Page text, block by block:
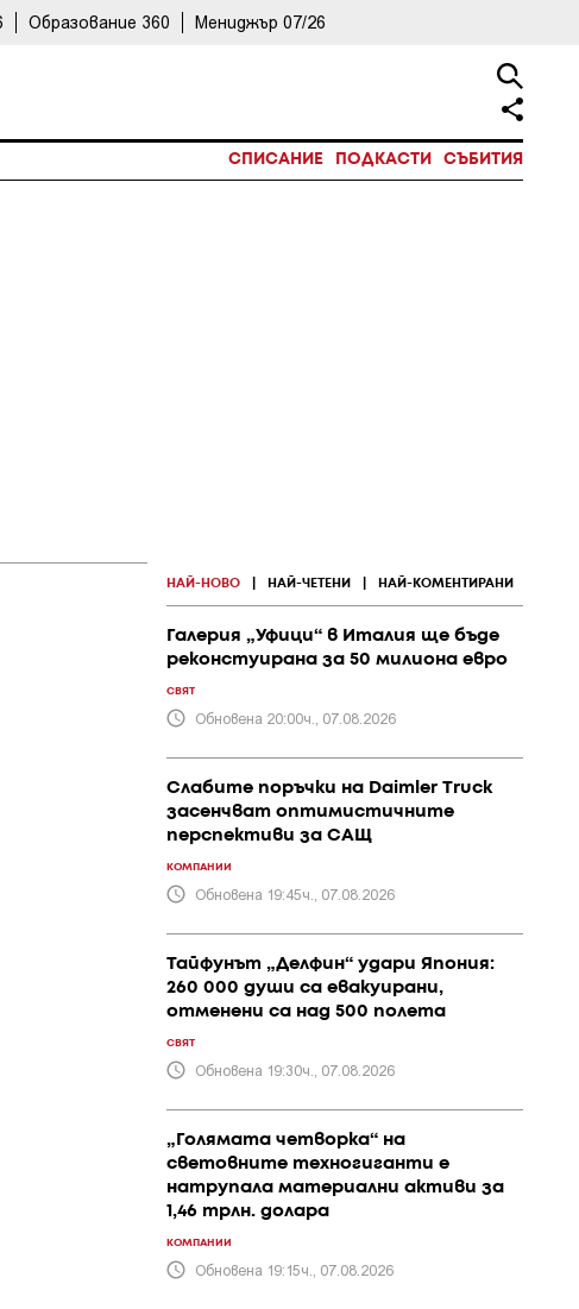
Образование 360 Мениджър 07/26
СПИСАНИЕ ПОДКАСТИ СЪБИТИЯ
НАЙ-НОВО НАЙ-ЧЕТЕНИ НАЙ-КОМЕНТИРАНИ
Галерия „Уфици“ в Италия ще бъде
реконстуирана за 50 милиона евро
СВЯТ
Обновена 20:00ч., 07.08.2026
Слабите поръчки на Daimler Truck
засенчват оптимистичните
перспективи за САЩ
КОМПАНИИ
Обновена 19:45ч., 07.08.2026
Тайфунът „Делфин“ удари Япония:
260 000 души са евакуирани,
отменени са над 500 полета
СВЯТ
Обновена 19:30ч., 07.08.2026
„Голямата четворка“ на
световните техногиганти е
натрупала материални активи за
1,46 трлн. долара
КОМПАНИИ
Обновена 19:15ч., 07.08.2026